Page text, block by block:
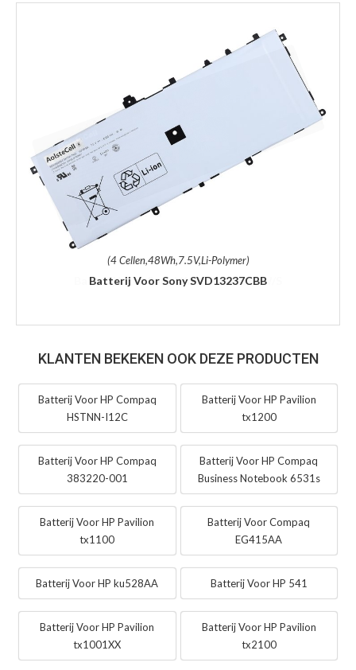
(4 Cellen,48Wh,7.5V,Li-Polymer)
Batterij Voor Sony SVD13237CBB
KLANTEN BEKEKEN OOK DEZE PRODUCTEN
Batterij Voor HP Compaq
HSTNN-I12C
Batterij Voor HP Pavilion
tx1200
Batterij Voor HP Compaq
383220-001
Batterij Voor HP Compaq
Business Notebook 6531s
Batterij Voor HP Pavilion
tx1100
Batterij Voor Compaq
EG415AA
Batterij Voor HP ku528AA Batterij Voor HP 541
Batterij Voor HP Pavilion
tx1001XX
Batterij Voor HP Pavilion
tx2100